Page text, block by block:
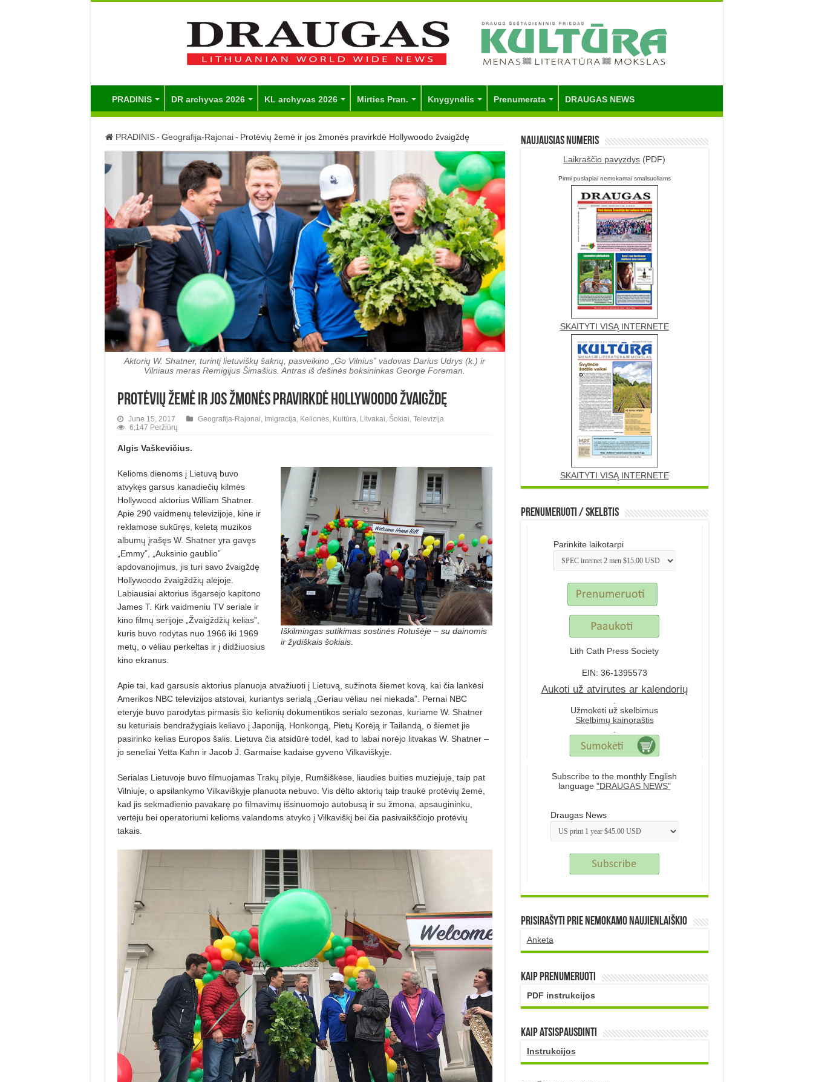
PRADINIS DR archyvas 2026 KL archyvas 2026 Mirties Pran. Knygynėlis Prenumerata DRAUGAS NEWS
PRADINIS - Geografija-Rajonai - Protėvių žemė ir jos žmonės pravirkdė Hollywoodo žvaigždę
Aktorių W. Shatner, turintį lietuviškų šaknų, pasveikino „Go Vilnius” vadovas Darius Udrys (k.) ir
Vilniaus meras Remigijus Šimašius. Antras iš dešinės boksininkas George Foreman.
Protėvių žemė ir jos žmonės pravirkdė Hollywoodo žvaigždę
June 15, 2017 Geografija-Rajonai Imigracija Kelionės, Kultūra Litvakai Šokiai Televizija
6,147 Peržiūrų
Algis Vaškevičius.
Iškilmingas sutikimas sostinės Rotušėje – su dainomis
ir žydiškais šokiais.
Kelioms dienoms į Lietuvą buvo
atvykęs garsus kanadiečių kilmės
Hollywood aktorius William Shatner.
Apie 290 vaidmenų televizijoje, kine ir
reklamose sukūręs, keletą muzikos
albumų įrašęs W. Shatner yra gavęs
„Emmy”, „Auksinio gaublio”
apdovanojimus, jis turi savo žvaigždę
Hollywoodo žvaigždžių alėjoje.
Labiausiai aktorius išgarsėjo kapitono
James T. Kirk vaidmeniu TV seriale ir
kino filmų serijoje „Žvaigždžių kelias”,
kuris buvo rodytas nuo 1966 iki 1969
metų, o vėliau perkeltas ir į didžiuosius
kino ekranus.
Apie tai, kad garsusis aktorius planuoja atvažiuoti į Lietuvą, sužinota šiemet kovą, kai čia lankėsi
Amerikos NBC televizijos atstovai, kuriantys serialą „Geriau vėliau nei niekada”. Pernai NBC
eteryje buvo parodytas pirmasis šio kelionių dokumentikos serialo sezonas, kuriame W. Shatner
su keturiais bendražygiais keliavo į Japoniją, Honkongą, Pietų Korėją ir Tailandą, o šiemet jie
pasirinko kelias Europos šalis. Lietuva čia atsidūrė todėl, kad to labai norėjo litvakas W. Shatner –
jo seneliai Yetta Kahn ir Jacob J. Garmaise kadaise gyveno Vilkaviškyje.
Serialas Lietuvoje buvo filmuojamas Trakų pilyje, Rumšiškėse, liaudies buities muziejuje, taip pat
Vilniuje, o apsilankymo Vilkaviškyje planuota nebuvo. Vis dėlto aktorių taip traukė protėvių žemė,
kad jis sekmadienio pavakarę po filmavimų išsinuomojo autobusą ir su žmona, apsaugininku,
vertėju bei operatoriumi kelioms valandoms atvyko į Vilkaviškį bei čia pasivaikščiojo protėvių
takais.
Naujausias numeris
Laikraščio pavyzdys (PDF)
Pirmi puslapiai nemokamai smalsuoliams
SKAITYTI VISĄ INTERNETE
SKAITYTI VISĄ INTERNETE
Prenumeruoti / Skelbtis
Parinkite laikotarpi
Lith Cath Press Society
EIN: 36-1395573
Aukoti už atvirutes ar kalendorių
.
Užmokėti už skelbimus
Skelbimų kainoraštis
.
Subscribe to the monthly English
language "DRAUGAS NEWS"
Draugas News
Prisirašyti prie nemokamo naujienlaiškio
Anketa
Kaip prenumeruoti
PDF instrukcijos
Kaip atsispausdinti
Instrukcijos